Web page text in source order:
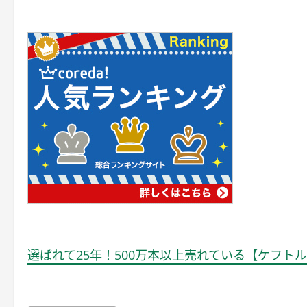
選ばれて25年！500万本以上売れている【ケフトル